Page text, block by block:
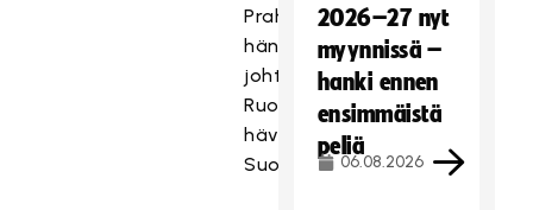
Prahassa
hänen
johtamansa
Ruotsi
hävisi
Suomelle.
2026–27 nyt
myynnissä –
hanki ennen
ensimmäistä
peliä
06.08.2026